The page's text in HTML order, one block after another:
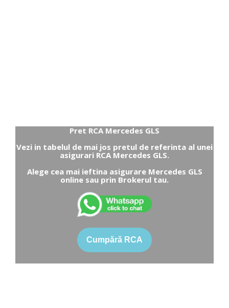
Pret RCA Mercedes GLS
Vezi in tabelul de mai jos pretul de referinta al unei
asigurari RCA Mercedes GLS.
Alege cea mai ieftina asigurare Mercedes GLS
online sau prin Brokerul tau.
Cumpără RCA